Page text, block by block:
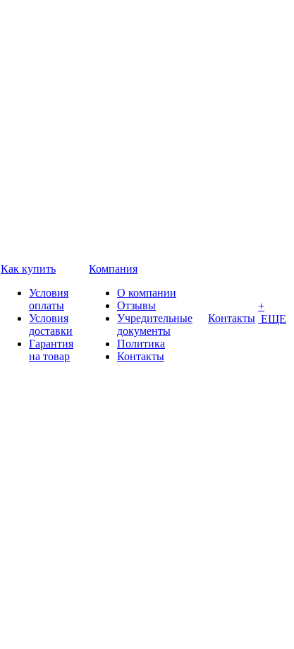
Как купить
Условия
оплаты
Условия
доставки
Гарантия
на товар
Компания
О компании
Отзывы
Учредительные
документы
Политика
Контакты
Контакты
+
ЕЩЕ